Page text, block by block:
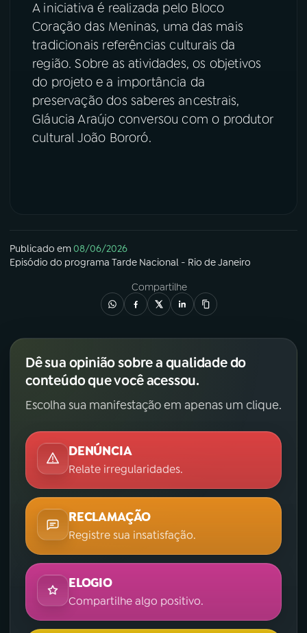
A iniciativa é realizada pelo Bloco
Coração das Meninas, uma das mais
tradicionais referências culturais da
região. Sobre as atividades, os objetivos
do projeto e a importância da
preservação dos saberes ancestrais,
Gláucia Araújo conversou com o produtor
cultural João Bororó.
Publicado em08/06/2026
Episódio do programa Tarde Nacional - Rio de Janeiro
Compartilhe
Dê sua opinião sobre a qualidade do
conteúdo que você acessou.
Escolha sua manifestação em apenas um clique.
DENÚNCIA
Relate irregularidades.
RECLAMAÇÃO
Registre sua insatisfação.
ELOGIO
Compartilhe algo positivo.